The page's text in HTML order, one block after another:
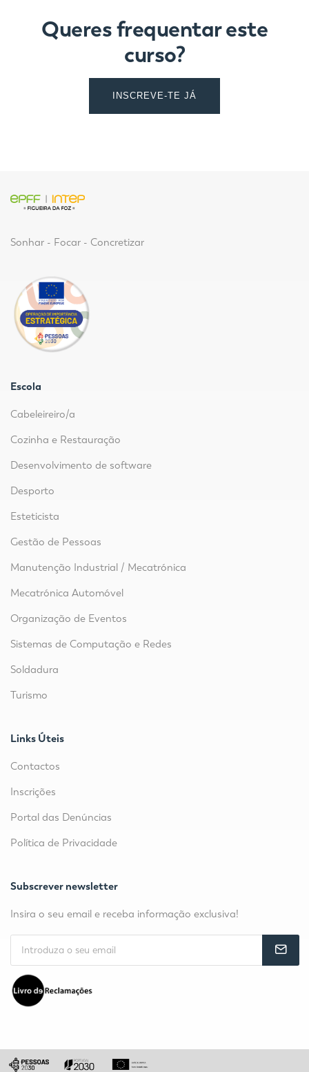
Queres frequentar este
curso?
INSCREVE-TE JÁ
Sonhar - Focar - Concretizar
Escola
Cabeleireiro/a
Cozinha e Restauração
Desenvolvimento de software
Desporto
Esteticista
Gestão de Pessoas
Manutenção Industrial / Mecatrónica
Mecatrónica Automóvel
Organização de Eventos
Sistemas de Computação e Redes
Soldadura
Turismo
Links Úteis
Contactos
Inscrições
Portal das Denúncias
Política de Privacidade
Subscrever newsletter
Insira o seu email e receba informação exclusiva!